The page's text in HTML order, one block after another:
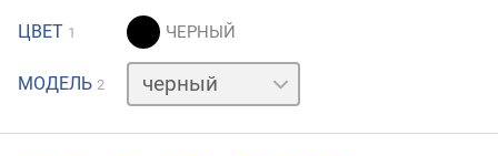
ЦВЕТ 1
МОДЕЛЬ 2
нержавейка